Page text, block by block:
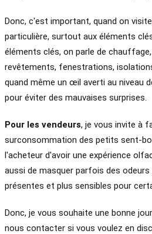
Donc, c'est important, quand on
particulière, surtout aux éléments
éléments clés, on parle de
revêtements, fenestrations,
quand même un œil averti au niveau
pour éviter des mauvaises surprises.
Pour les vendeurs, je vous invite à
surconsommation des petits sent-
l'acheteur d'avoir une expérience
aussi de masquer parfois des
présentes et plus sensibles pour
Donc, je vous souhaite une bonne
nous contacter si vous voulez en